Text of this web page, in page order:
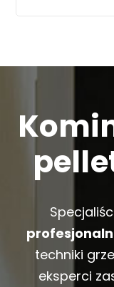
techniki
eksperci